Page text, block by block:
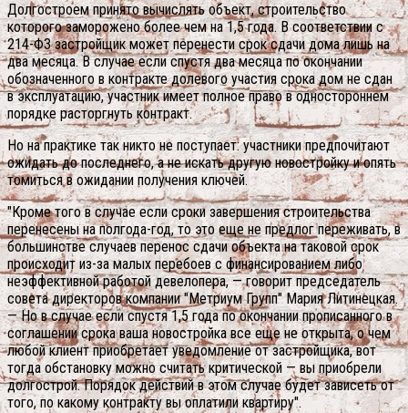
Долгостроем принято вычислять объект, строительство
которого заморожено более чем на 1,5 года. В соответствии c
214-ФЗ застройщик может перенести срок сдачи дома лишь на
два месяца. В случае если спустя два месяца по окончании
обозначенного в контракте долевого участия срока дом не сдан
в эксплуатацию, участник имеет полное право в одностороннем
порядке расторгнуть контракт.
Но на практике так никто не поступает: участники предпочитают
ожидать до последнего, а не искать другую новостройку и опять
томиться в ожидании получения ключей.
"Кроме того в случае если сроки завершения строительства
перенесены на полгода-год, то это еще не предлог переживать, в
большинстве случаев перенос сдачи объекта на таковой срок
происходит из-за малых перебоев с финансированием либо
неэффективной работой девелопера, — говорит председатель
совета директоров компании "Метриум Групп" Мария Литинецкая.
— Но в случае если спустя 1,5 года по окончании прописанного в
соглашении срока ваша новостройка все еще не открыта, о чем
любой клиент приобретает уведомление от застройщика, вот
тогда обстановку можно считать критической — вы приобрели
долгострой.Порядок действий в этом случае будет зависеть от
того, по какому контракту вы оплатили квартиру".